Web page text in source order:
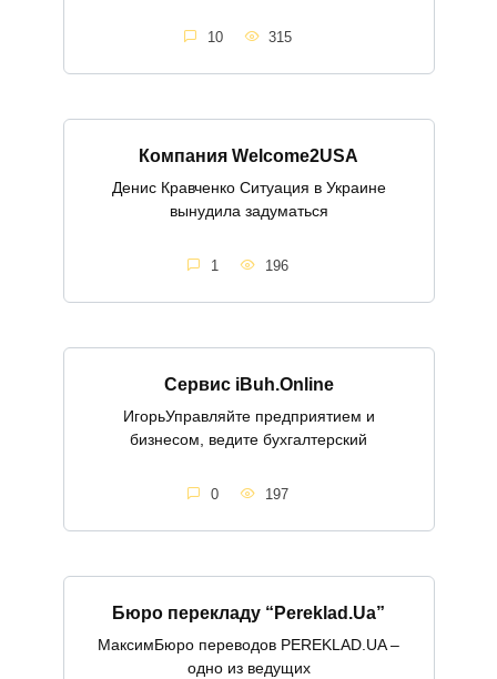
10 315
Компания Welcome2USA
Денис Кравченко Ситуация в Украине
вынудила задуматься
1 196
Cервис iBuh.Online
ИгорьУправляйте предприятием и
бизнесом, ведите бухгалтерский
0 197
Бюро перекладу “Pereklad.Ua”
МаксимБюро переводов PEREKLAD.UA –
одно из ведущих